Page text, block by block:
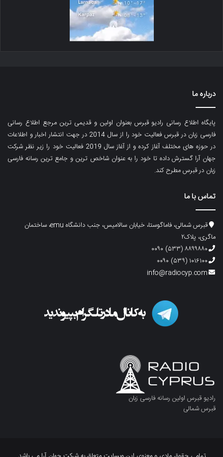
درباره ما
پایگاه اطلاع رسانی رادیو قبرس بعنوان اولین و قدیمی ترین مرجع اطلاع رسانی
فارسی زبان در قبرس فعالیت خود را از سال 2014 در جهت انتشار اخبار و اطلاعات
در حوزه های مختلف آغاز کرده و از آغاز سال 2019 فعالیت خود را زیر نظر شرکت
جهان آرا گسترش داده تا خود را به عنوان شاخص ترین و جامع ترین رسانه فارسی
زبان در قبرس مطرح کند.
تماس با ما
قبرس شمالی، فاماگوستا، خیابان سالامیس، جنب دانشگاه emu، ساختمان
ماگری، پلاک۲
۸۸۹۹۸۸۰ (۵۳۳) ۰۰۹۰
۱۰۱۶۱۰۰ (۵۳۹) ۰۰۹۰
info@radiocyp.com
رادیو قبرس اولین رسانه فارسی زبان
قبرس شمالی